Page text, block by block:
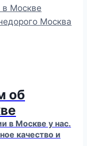
в Москве
Москва
об
в Москве у нас.
качество и